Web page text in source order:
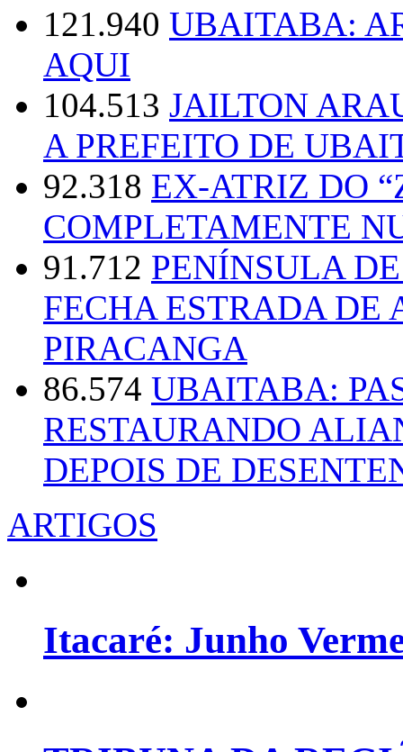
121.940 UBAITABA:
AQUI
104.513 JAILTON
A PREFEITO DE
92.318 EX-ATRIZ DO
COMPLETAMENTE
91.712 PENÍNSULA
FECHA ESTRADA DE
PIRACANGA
86.574 UBAITABA:
RESTAURANDO
DEPOIS DE
ARTIGOS
Itacaré: Junho